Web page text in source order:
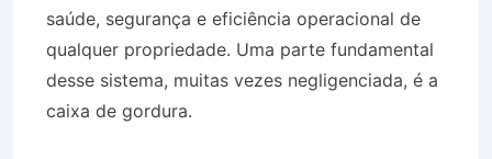
saúde, segurança e eficiência operacional de
qualquer propriedade. Uma parte fundamental
desse sistema, muitas vezes negligenciada, é a
caixa de gordura.